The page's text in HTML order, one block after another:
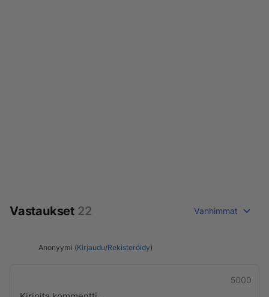
Vastaukset 22 Vanhimmat
Anonyymi (Kirjaudu/Rekisteröidy)
5000